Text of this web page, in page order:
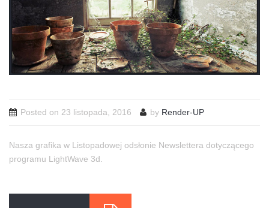
Posted on 23 listopada, 2016 by Render-UP
Nasza grafika w Listopadowej odsłonie Newslettera dotyczącego
programu LightWave 3d.